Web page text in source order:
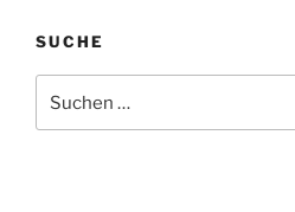
SUCHE
nach: